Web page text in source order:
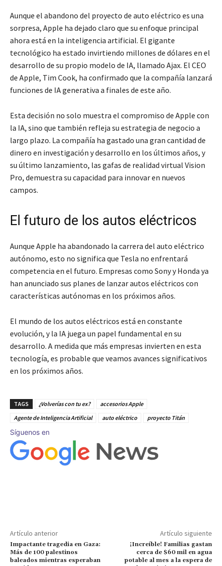
Aunque el abandono del proyecto de auto eléctrico es una
sorpresa, Apple ha dejado claro que su enfoque principal
ahora está en la inteligencia artificial. El gigante
tecnológico ha estado invirtiendo millones de dólares en el
desarrollo de su propio modelo de IA, llamado Ajax. El CEO
de Apple, Tim Cook, ha confirmado que la compañía lanzará
funciones de IA generativa a finales de este año.
Esta decisión no solo muestra el compromiso de Apple con
la IA, sino que también refleja su estrategia de negocio a
largo plazo. La compañía ha gastado una gran cantidad de
dinero en investigación y desarrollo en los últimos años, y
su último lanzamiento, las gafas de realidad virtual Vision
Pro, demuestra su capacidad para innovar en nuevos
campos.
El futuro de los autos eléctricos
Aunque Apple ha abandonado la carrera del auto eléctrico
autónomo, esto no significa que Tesla no enfrentará
competencia en el futuro. Empresas como Sony y Honda ya
han anunciado sus planes de lanzar autos eléctricos con
características autónomas en los próximos años.
El mundo de los autos eléctricos está en constante
evolución, y la IA juega un papel fundamental en su
desarrollo. A medida que más empresas invierten en esta
tecnología, es probable que veamos avances significativos
en los próximos años.
TAGS ¿Volverías con tu ex?
accesorios Apple
Agente de Inteligencia Artificial
auto eléctrico proyecto Titán
Síguenos en
Artículo anterior
Impactante tragedia en Gaza:
Más de 100 palestinos
baleados mientras esperaban
Artículo siguiente
¡Increíble! Familias gastan
cerca de $60 mil en agua
potable al mes a la espera de